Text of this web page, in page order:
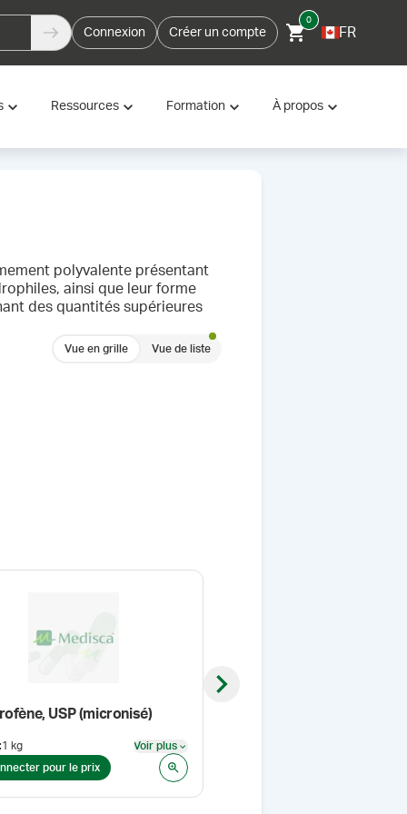
Connexion Créer un compte
0
FR
Ressources Formation À propos
polyvalente présentant
ainsi que leur forme
des quantités supérieures
Vue en grille Vue de liste
USP (micronisé)
1 kg Voir plus
pour le prix
Next slide